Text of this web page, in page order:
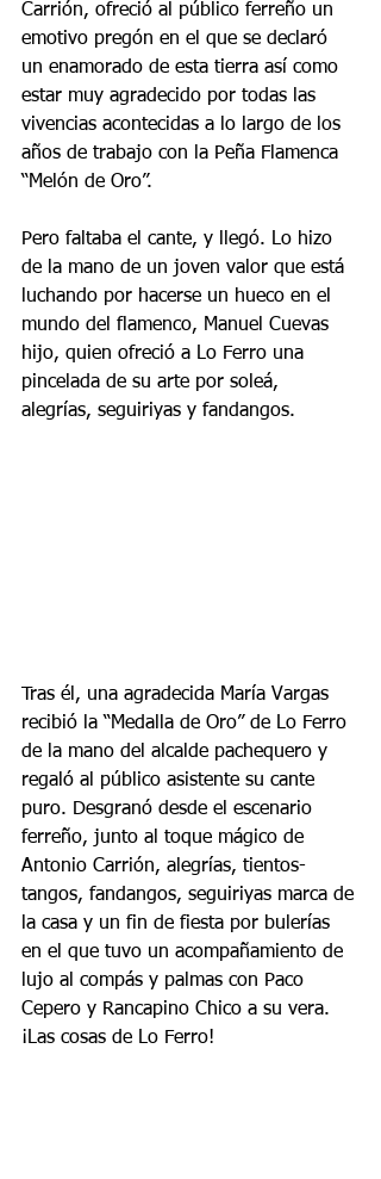
Carrión, ofreció al público ferreño un
emotivo pregón en el que se declaró
un enamorado de esta tierra así como
estar muy agradecido por todas las
vivencias acontecidas a lo largo de los
años de trabajo con la Peña Flamenca
“Melón de Oro”.
Pero faltaba el cante, y llegó. Lo hizo
de la mano de un joven valor que está
luchando por hacerse un hueco en el
mundo del flamenco, Manuel Cuevas
hijo, quien ofreció a Lo Ferro una
pincelada de su arte por soleá,
alegrías, seguiriyas y fandangos.
Tras él, una agradecida María Vargas
recibió la “Medalla de Oro” de Lo Ferro
de la mano del alcalde pachequero y
regaló al público asistente su cante
puro. Desgranó desde el escenario
ferreño, junto al toque mágico de
Antonio Carrión, alegrías, tientos-
tangos, fandangos, seguiriyas marca de
la casa y un fin de fiesta por bulerías
en el que tuvo un acompañamiento de
lujo al compás y palmas con Paco
Cepero y Rancapino Chico a su vera.
¡Las cosas de Lo Ferro!